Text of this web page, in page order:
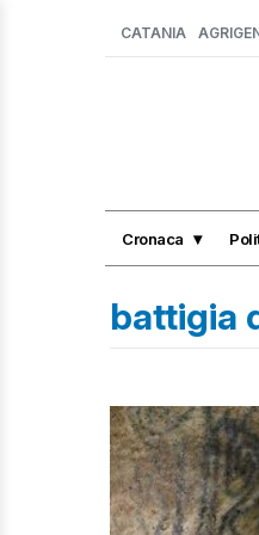
CATANIA
Cronaca
battigia